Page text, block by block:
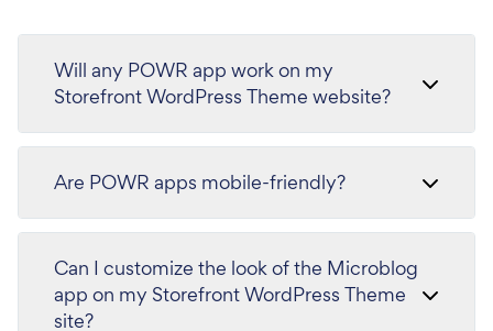
Will any POWR app work on my
Storefront WordPress Theme website?
Are POWR apps mobile-friendly?
Can I customize the look of the Microblog
app on my Storefront WordPress Theme
site?